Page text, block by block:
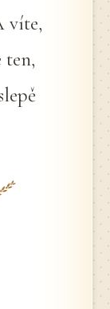
víte,
ten,